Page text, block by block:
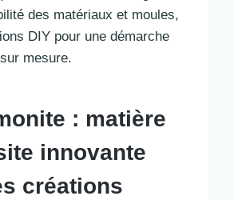
des matériaux et moules,
DIY pour une démarche
mesure.
: matière
innovante
créations